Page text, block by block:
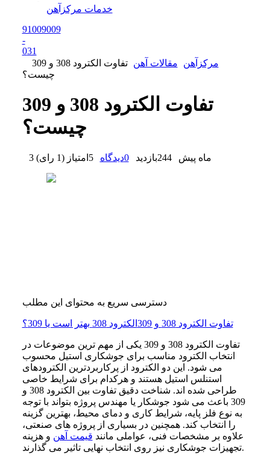
خدمات مرکزآهن
91009009
-
031
مرکزآهن
مقالات آهن
تفاوت الکترود 308 و 309
چیست؟
تفاوت الکترود 308 و 309
چیست؟
3 ماه پیش 244بازدید 0دیدگاه 5 امتیاز (1 رای )
دسترسی سریع به محتوای این مطلب
تفاوت الکترود 308 و 309 الکترود 308 بهتر است یا 309؟
تفاوت الکترود 308 و 309 یکی از مهم ترین موضوعات در
انتخاب الکترود مناسب برای جوشکاری استیل محسوب
می شود. این دو الکترود از پرکاربردترین الکترودهای
استنلس استیل هستند و هرکدام برای شرایط خاصی
طراحی شده اند. شناخت دقیق تفاوت بین الکترود 308 و
309 باعث می شود جوشکار یا مهندس پروژه بتواند با توجه
به نوع فلز پایه، شرایط کاری و دمای محیط، بهترین گزینه
را انتخاب کند. همچنین در بسیاری از پروژه های صنعتی،
علاوه بر مشخصات فنی، عواملی مانند قیمت آهن و هزینه
تجهیزات جوشکاری نیز روی انتخاب نهایی تاثیر می گذارند.